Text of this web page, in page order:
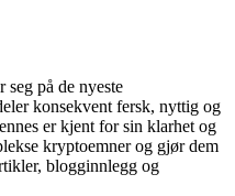
seg på de nyeste
konsekvent fersk, nyttig og
er kjent for sin klarhet og
kryptoemner og gjør dem
blogginnlegg og